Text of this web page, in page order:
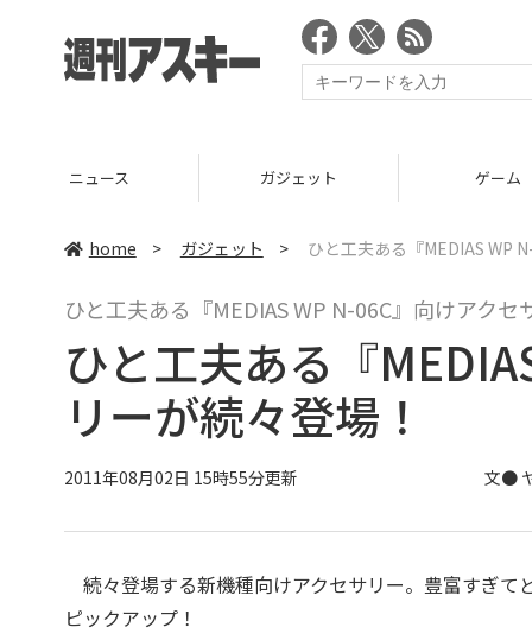
ニュース ガジェット ゲーム
home > ガジェット > ひと工夫ある『MEDIAS WP
ひと工夫ある『MEDIAS WP N-06C』向けアク
ひと工夫ある『
リーが続々登場！
2011年08月02日 15時55分更新 文●
続々登場する新機種向けアクセサリー。豊富すぎて
ピックアップ！